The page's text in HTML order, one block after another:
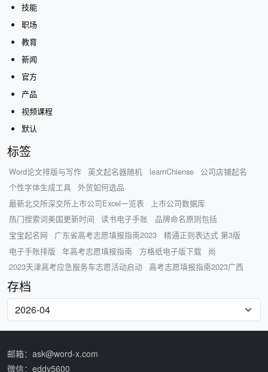
技能
职场
教育
新闻
官方
产品
视频课程
默认
标签
Word论文排版与写作 英文起名器随机 learnChiense
公司店铺起名
个性字体生成工具
外贸如何选品
最新北交所深交所上市公司Excel一览表
上市公司数据库
热门搜索词美国更新时间
读书电子手账
品牌命名原则包括
宝宝起名网
广东省高考志愿填报指南2023
精通正则表达式 第3版
电子手账排版
年高考志愿填报指南 方格纸电子版下载
尚
2023天津高考应急服务车志愿活动启动
高考志愿填报指南2023广西
存档
邮箱：ask@word-x.com
微信：eddy5600